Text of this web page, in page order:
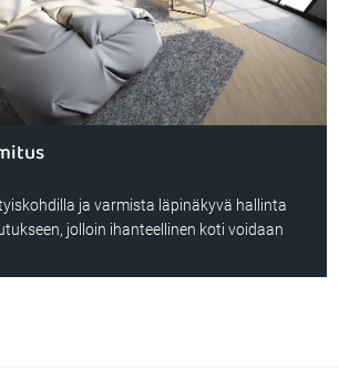
ja varmista läpinäkyvä hallinta
jolloin ihanteellinen koti voidaan